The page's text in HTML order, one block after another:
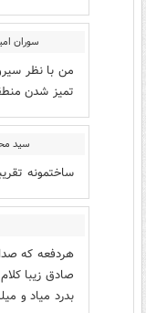
سوران
من با نظر
تمیز شدن
سید
ساختمونه
هردفعه که
صادق زیبا
بدرد میاد و